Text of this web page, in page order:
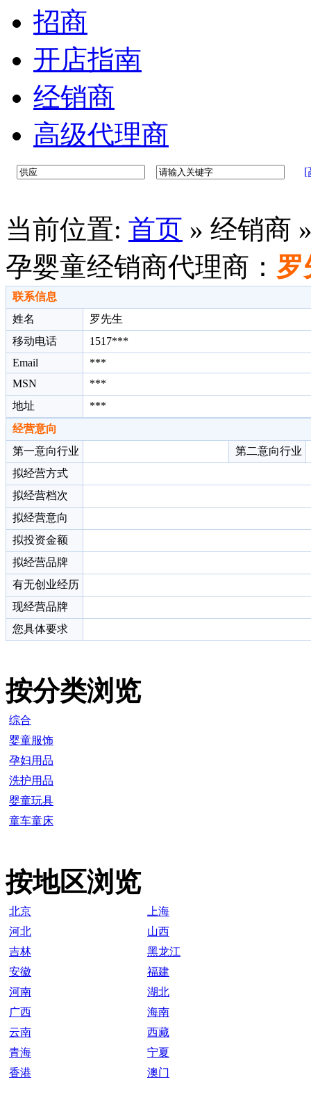
招商
开店指南
经销商
高级代理商
[
当前位置: 首页 » 经销商
孕婴童经销商代理商： 罗
联系信息
姓名
罗先生
移动电话
1517***
Email
***
MSN
***
地址
***
经营意向
第一意向行业
第二意向行业
拟经营方式
拟经营档次
拟经营意向
拟投资金额
拟经营品牌
有无创业经历
现经营品牌
您具体要求
按分类浏览
综合
婴童服饰
孕妇用品
洗护用品
婴童玩具
童车童床
按地区浏览
北京
上海
河北
山西
吉林
黑龙江
安徽
福建
河南
湖北
广西
海南
云南
西藏
青海
宁夏
香港
澳门